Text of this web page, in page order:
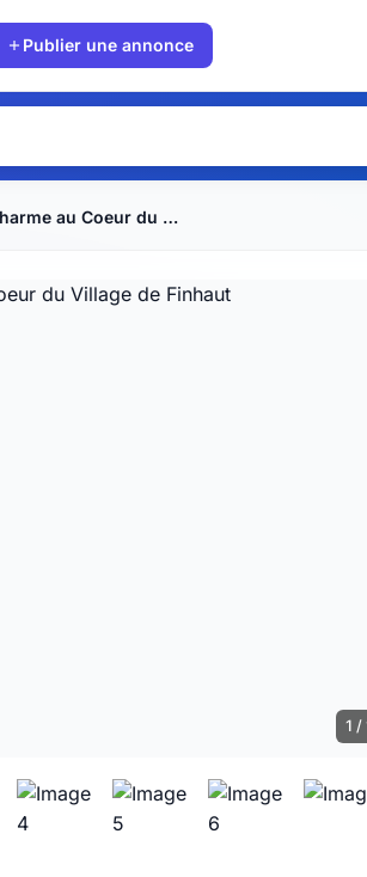
Publier une annonce
Ancien Hôtel de Charme au Coeur du Village de Finhaut
1 /